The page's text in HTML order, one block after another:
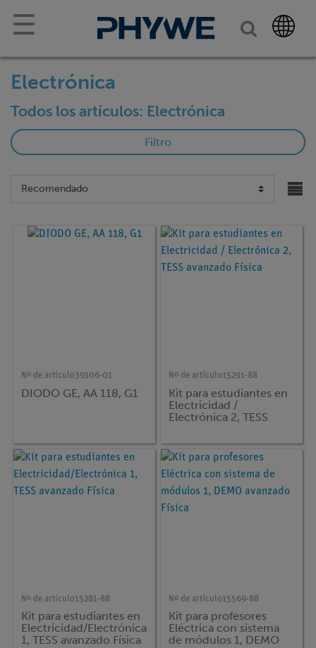
☰
Electrónica
Todos los artículos: Electrónica
Filtro
Nº de artículo39106-01
DIODO GE, AA 118, G1
Nº de artículo15291-88
Kit para estudiantes en
Electricidad /
Electrónica 2, TESS
Nº de artículo15281-88
Kit para estudiantes en
Electricidad/Electrónica
1, TESS avanzado Física
Nº de artículo15569-88
Kit para profesores
Eléctrica con sistema
de módulos 1, DEMO